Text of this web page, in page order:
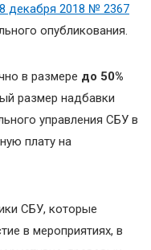
декабря 2018 № 2367
опубликования.
в размере до 50%
размер надбавки
управления СБУ в
плату на
СБУ, которые
в мероприятиях, в